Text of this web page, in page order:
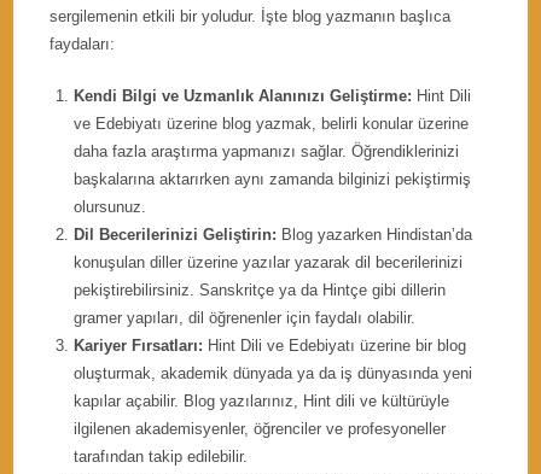
sergilemenin etkili bir yoludur. İşte blog yazmanın başlıca
faydaları:
Kendi Bilgi ve Uzmanlık Alanınızı Geliştirme: Hint Dili
ve Edebiyatı üzerine blog yazmak, belirli konular üzerine
daha fazla araştırma yapmanızı sağlar. Öğrendiklerinizi
başkalarına aktarırken aynı zamanda bilginizi pekiştirmiş
olursunuz.
Dil Becerilerinizi Geliştirin: Blog yazarken Hindistan’da
konuşulan diller üzerine yazılar yazarak dil becerilerinizi
pekiştirebilirsiniz. Sanskritçe ya da Hintçe gibi dillerin
gramer yapıları, dil öğrenenler için faydalı olabilir.
Kariyer Fırsatları: Hint Dili ve Edebiyatı üzerine bir blog
oluşturmak, akademik dünyada ya da iş dünyasında yeni
kapılar açabilir. Blog yazılarınız, Hint dili ve kültürüyle
ilgilenen akademisyenler, öğrenciler ve profesyoneller
tarafından takip edilebilir.